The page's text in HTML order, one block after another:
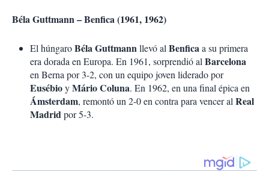
Béla Guttmann – Benfica (1961, 1962)
El húngaroBéla Guttmannllevó alBenficaa su primera
era dorada en Europa. En 1961, sorprendió alBarcelona
en Berna por 3-2, con un equipo joven liderado por
EusébioyMário Coluna. En 1962, en una final épica en
Ámsterdam, remontó un 2-0 en contra para vencer alReal
Madridpor 5-3.